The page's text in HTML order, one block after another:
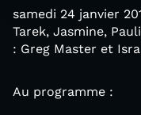
samedi 24 janvier
Tarek, Jasmine,
: Greg Master et
Au programme :